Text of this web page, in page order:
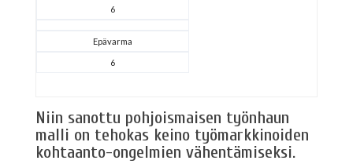
6
Epävarma
6
Niin sanottu pohjoismaisen työnhaun
malli on tehokas keino työmarkkinoiden
kohtaanto-ongelmien vähentämiseksi.